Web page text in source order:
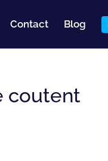
Contact Blog
coutent